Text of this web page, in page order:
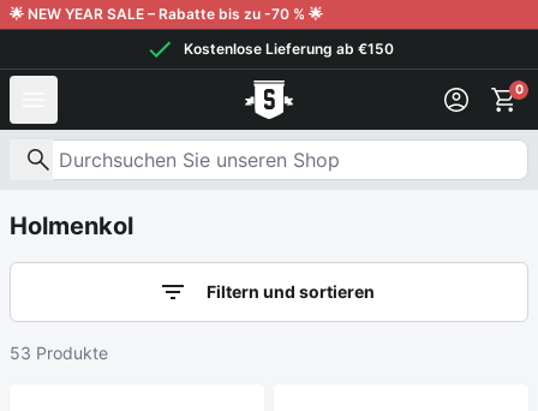
Weiter zum Inhalt
🌟 NEW YEAR SALE – Rabatte bis zu -70 % 🌟
Kostenlose Lieferung ab €150
0
Nach Produkten suchen
Holmenkol
Filtern und sortieren
53 Produkte